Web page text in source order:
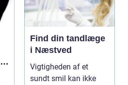
Find din tandlæge
i Næstved
Vigtigheden af et
sundt smil kan ikke